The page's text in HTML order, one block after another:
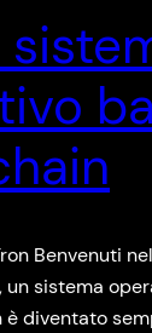
Benvenuti
un sistema
è diventato